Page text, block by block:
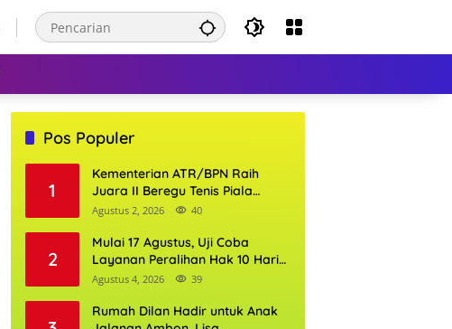
Pos Populer
1
Kementerian ATR/BPN Raih
Juara II Beregu Tenis Piala
Gubernur DKI Jakarta 2026
Agustus 2, 2026 40
2
Mulai 17 Agustus, Uji Coba
Layanan Peralihan Hak 10 Hari
di 15 Kantor Pertanahan
Agustus 4, 2026 39
Rumah Dilan Hadir untuk Anak